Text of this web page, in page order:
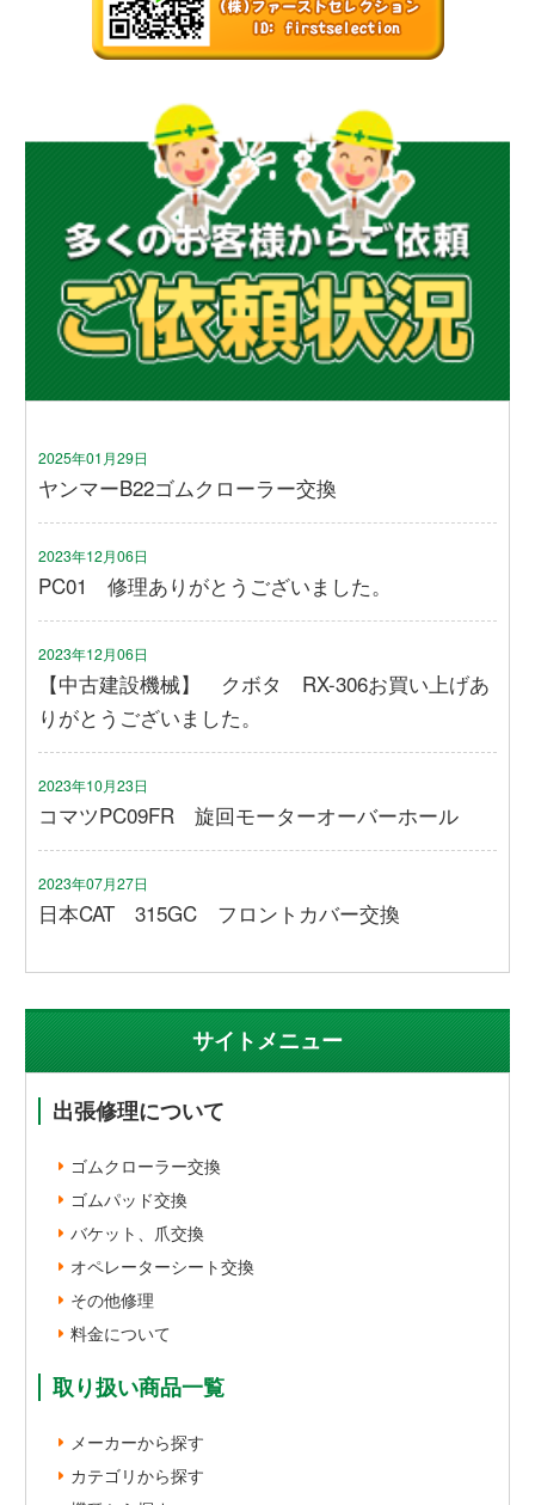
2025年01月29日
ヤンマーB22ゴムクローラー交換
2023年12月06日
PC01 修理ありがとうございました。
2023年12月06日
【中古建設機械】 クボタ RX-306お買い上げあ
りがとうございました。
2023年10月23日
コマツPC09FR 旋回モーターオーバーホール
2023年07月27日
日本CAT 315GC フロントカバー交換
サイトメニュー
出張修理について
ゴムクローラー交換
ゴムパッド交換
バケット、爪交換
オペレーターシート交換
その他修理
料金について
取り扱い商品一覧
メーカーから探す
カテゴリから探す